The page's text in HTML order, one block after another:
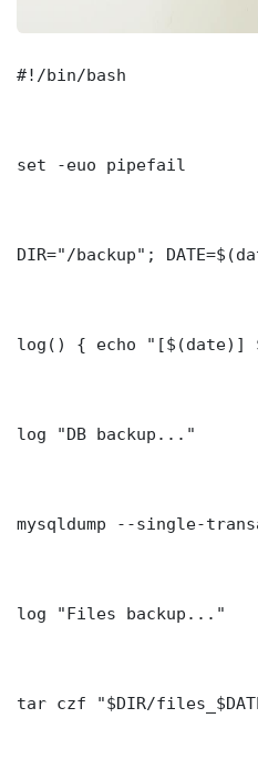
#!/bin/bash
set -euo pipefail
DIR="/backup";
log() { echo "[$(date)]
log "DB backup..."
mysqldump --single-
log "Files backup..."
tar czf "$DIR/